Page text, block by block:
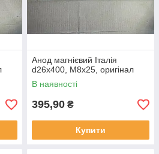
Анод магнієвий Італія
d26x400, M8x25, оригінал
В наявності
395,90 ₴
Купити